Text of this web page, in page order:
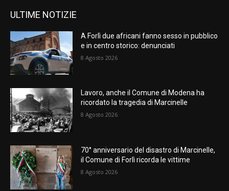
ULTIME NOTIZIE
A Forlì due africani fanno sesso in pubblico
e in centro storico: denunciati
8 Agosto 2026
Lavoro, anche il Comune di Modena ha
ricordato la tragedia di Marcinelle
8 Agosto 2026
70° anniversario del disastro di Marcinelle,
il Comune di Forlì ricorda le vittime
8 Agosto 2026